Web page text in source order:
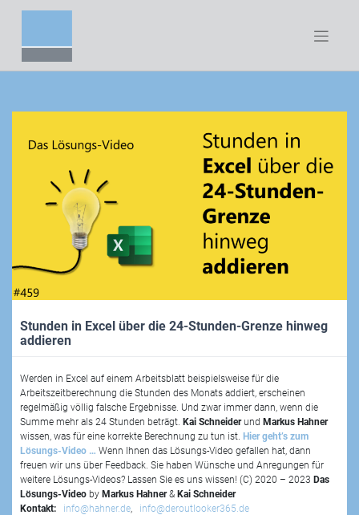
Stunden in Excel über die 24-Stunden-Grenze hinweg
addieren
Werden in Excel auf einem Arbeitsblatt beispielsweise für die
Arbeitszeitberechnung die Stunden des Monats addiert, erscheinen
regelmäßig völlig falsche Ergebnisse. Und zwar immer dann, wenn die
Summe mehr als 24 Stunden beträgt. Kai Schneiderund Markus Hahner
wissen, was für eine korrekte Berechnung zu tun ist. Hier geht’s zum
Lösungs-Video … Wenn Ihnen das Lösungs-Video gefallen hat, dann
freuen wir uns über Feedback. Sie haben Wünsche und Anregungen für
weitere Lösungs-Videos? Lassen Sie es uns wissen! (C) 2020 – 2023 Das
Lösungs-Video by Markus Hahner& Kai Schneider
Kontakt:
info@hahner.de, info@deroutlooker365.de